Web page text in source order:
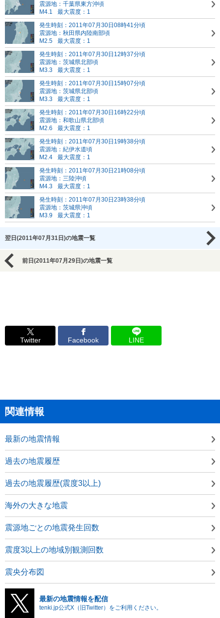
震源地：千葉県東方沖頃
M4.1
最大震度：1
発生時刻：2011年07月30日08時41分頃
震源地：秋田県内陸南部頃
M2.5
最大震度：1
発生時刻：2011年07月30日12時37分頃
震源地：茨城県北部頃
M3.3
最大震度：1
発生時刻：2011年07月30日15時07分頃
震源地：茨城県北部頃
M3.3
最大震度：1
発生時刻：2011年07月30日16時22分頃
震源地：和歌山県北部頃
M2.6
最大震度：1
発生時刻：2011年07月30日19時38分頃
震源地：紀伊水道頃
M2.4
最大震度：1
発生時刻：2011年07月30日21時08分頃
震源地：三陸沖頃
M4.3
最大震度：1
発生時刻：2011年07月30日23時38分頃
震源地：茨城県沖頃
M3.9
最大震度：1
翌日(2011年07月31日)の地震一覧
前日(2011年07月29日)の地震一覧
Twitter Facebook LINE
関連情報
最新の地震情報
過去の地震履歴
過去の地震履歴(震度3以上)
海外の大きな地震
震源地ごとの地震発生回数
震度3以上の地域別観測回数
震央分布図
最新の地震情報を配信
tenki.jp公式X（旧Twitter）をご利用ください。